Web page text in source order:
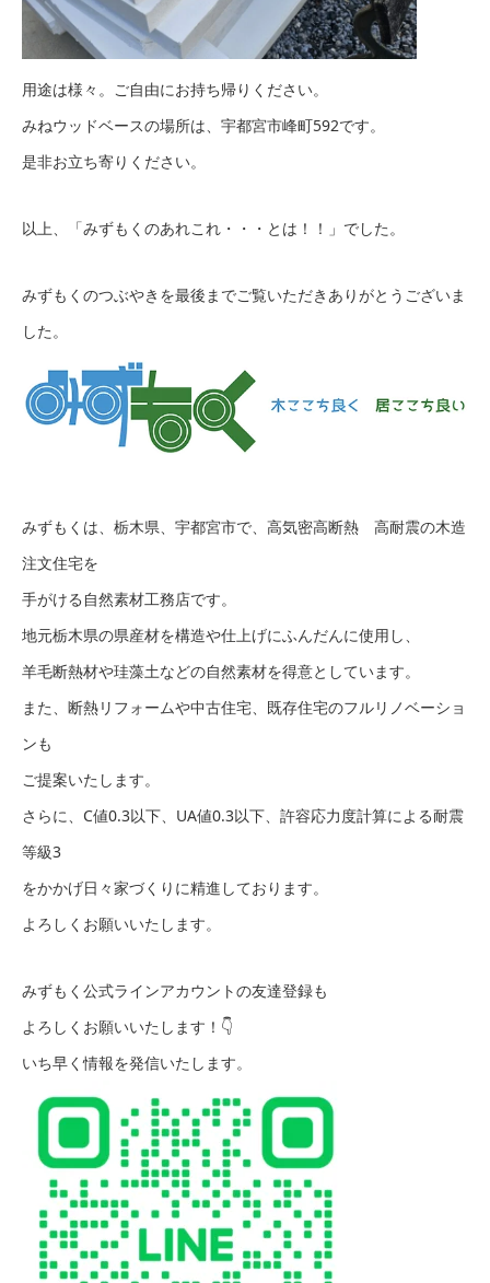
用途は様々。ご自由にお持ち帰りください。
みねウッドベースの場所は、宇都宮市峰町592です。
是非お立ち寄りください。
以上、「みずもくのあれこれ・・・とは！！」でした。
みずもくのつぶやきを最後までご覧いただきありがとうございま
した。
みずもくは、栃木県、宇都宮市で、高気密高断熱 高耐震の木造
注文住宅を
手がける自然素材工務店です。
地元栃木県の県産材を構造や仕上げにふんだんに使用し、
羊毛断熱材や珪藻土などの自然素材を得意としています。
また、断熱リフォームや中古住宅、既存住宅のフルリノベーショ
ンも
ご提案いたします。
さらに、C値0.3以下、UA値0.3以下、許容応力度計算による耐震
等級3
をかかげ日々家づくりに精進しております。
よろしくお願いいたします。
みずもく公式ラインアカウントの友達登録も
よろしくお願いいたします！👇
いち早く情報を発信いたします。